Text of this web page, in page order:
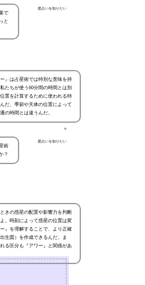
星占いを知りたい
で
と
』は占星術では特別な意味を持
たちが使う60分間の時間とは別
置を計算するために使われる特
だ。季節や天体の位置によって
の時間とは違うんだ。
星占いを知りたい
術
？
きの惑星の配置や影響力を判断
。時刻によって惑星の位置は変
』を理解することで、より正確
生図）を作成できるんだ。ま
る区分も『アワー』と関係があ